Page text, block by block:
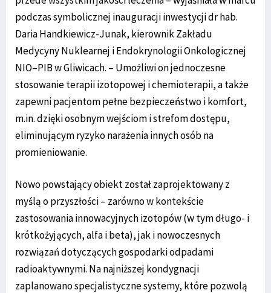
podczas symbolicznej inauguracji inwestycji dr hab.
Daria Handkiewicz-Junak, kierownik Zakładu
Medycyny Nuklearnej i Endokrynologii Onkologicznej
NIO–PIB w Gliwicach. – Umożliwi on jednoczesne
stosowanie terapii izotopowej i chemioterapii, a także
zapewni pacjentom pełne bezpieczeństwo i komfort,
m.in. dzięki osobnym wejściom i strefom dostępu,
eliminującym ryzyko narażenia innych osób na
promieniowanie.
Nowo powstający obiekt został zaprojektowany z
myślą o przyszłości – zarówno w kontekście
zastosowania innowacyjnych izotopów (w tym długo- i
krótkożyjących, alfa i beta), jak i nowoczesnych
rozwiązań dotyczących gospodarki odpadami
radioaktywnymi. Na najniższej kondygnacji
zaplanowano specjalistyczne systemy, które pozwolą